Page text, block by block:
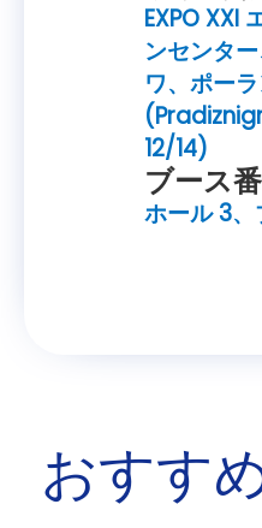
EXPO XXI
ンセンタ
ワ、ポー
12/14)
ブース
ホール 3、
おすす